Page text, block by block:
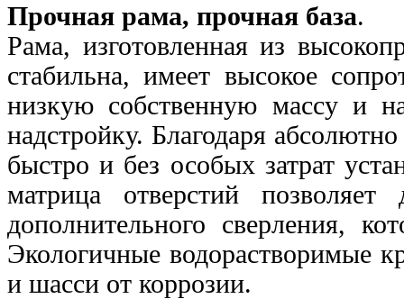
Прочная рама, прочная база.
Рама, изготовленная из
стабильна, имеет высокое
низкую собственную массу и
надстройку. Благодаря
быстро и без особых затрат
матрица отверстий
дополнительного сверления,
Экологичные водорастворимые
и шасси от коррозии.